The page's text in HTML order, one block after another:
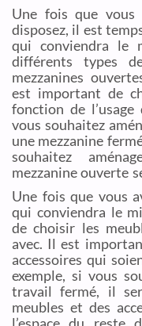
Une fois que vous
disposez, il est
qui conviendra le
différents types
mezzanines
est important de
fonction de
vous souhaitez
une mezzanine
souhaitez
mezzanine ouverte
Une fois que vous
qui conviendra le
de choisir les
avec. Il est
accessoires qui
exemple, si vous
travail fermé, il
meubles et des